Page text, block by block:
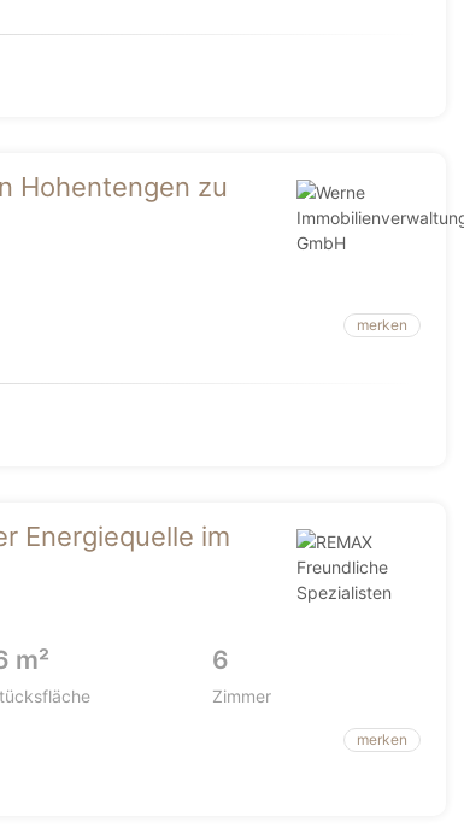
Hohentengen zu
merken
Energiequelle im
m² 6
Zimmer
merken